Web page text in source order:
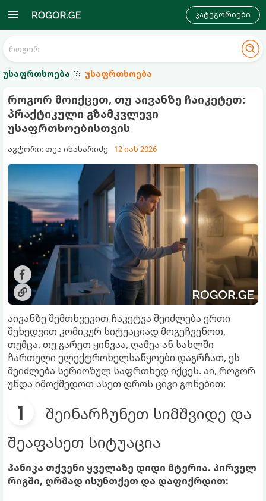
კატეგორიები
უსაფრთხოება უსაფრთხოება
როგორ მოიქცეთ, თუ აივანზე ჩაიკეტეთ:
პრაქტიკული გზამკვლევი
უსაფრთხოებისთვის
ავტორი: თეა ინასარიძე 12 იან 2026
აივანზე შემთხვევით ჩაკეტვა შეიძლება ერთი
შეხედვით კომიკურ სიტუაციად მოგეჩვენოთ,
თუმცა, თუ გარეთ ყინვაა, ღამეა ან სახლში
ჩართული ელექტროხელსაწყოები დაგრჩათ, ეს
შეიძლება სერიოზულ საფრთხედ იქცეს. აი, როგორ
უნდა იმოქმედოთ ასეთ დროს ცივი გონებით:
შეინარჩუნეთ სიმშვიდე და
შეაფასეთ სიტუაცია
პანიკა თქვენი ყველაზე დიდი მტერია. პირველ
რიგში, ღრმად ისუნთქეთ და დაფიქრდით: